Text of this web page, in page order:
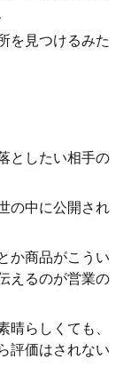
を見つけるみた
としたい相手の
の中に公開され
か商品がこうい
えるのが営業の
らしくても、
評価はされない